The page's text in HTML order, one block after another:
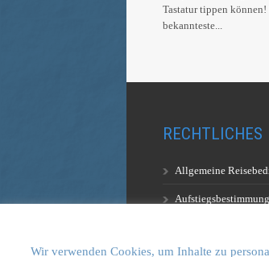
Tastatur tippen können!
bekannteste...
RECHTLICHES
Allgemeine
Wir verwenden Cookies, um Inhalte zu